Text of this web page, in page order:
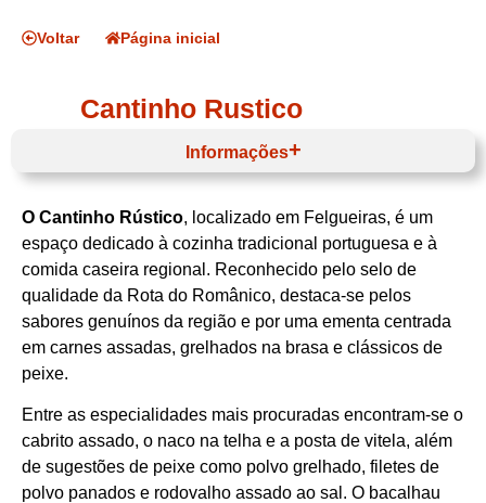
Voltar Página inicial
Cantinho Rustico
O Cantinho Rústico, localizado em Felgueiras, é um
espaço dedicado à cozinha tradicional portuguesa e à
comida caseira regional. Reconhecido pelo selo de
qualidade da Rota do Românico, destaca-se pelos
sabores genuínos da região e por uma ementa centrada
em carnes assadas, grelhados na brasa e clássicos de
peixe.
Entre as especialidades mais procuradas encontram-se o
cabrito assado, o naco na telha e a posta de vitela, além
de sugestões de peixe como polvo grelhado, filetes de
polvo panados e rodovalho assado ao sal. O bacalhau
Informações
Horário de funcionamento